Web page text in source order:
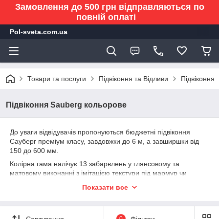
Замовлення до 500 грн відправляються по
повній оплаті
Pol-sveta.com.ua
Товари та послуги Підвіконня та Відливи Підвіконня
Підвіконня Sauberg кольорове
До уваги відвідувачів пропонуються бюджетні підвіконня
Сауберг преміум класу, завдовжки до 6 м, а завширшки від
150 до 600 мм.
Колірна гама налічує 13 забарвлень у глянсовому та
матовому виконанні з імітацією текстури під мармур чи
описом із зазначенням вартості за 1 погонний метр.
Показати все